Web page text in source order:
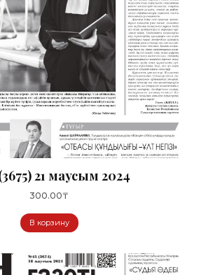
21 маусым 2024
300.00₸
В корзину